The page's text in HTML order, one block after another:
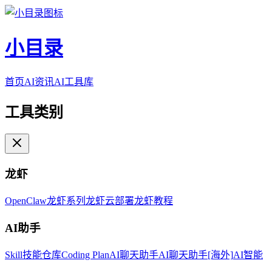
小目录
首页AI资讯AI工具库
工具类别
龙虾
OpenClaw龙虾系列 龙虾云部署龙虾教程
AI助手
Skill技能仓库Coding PlanAI聊天助手AI聊天助手[海外]AI智能